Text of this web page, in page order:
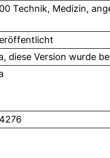
Technik, Medizin,
diese Version wurde